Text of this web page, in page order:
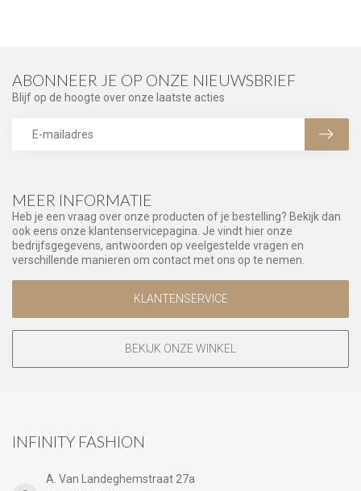
MEER INFORMATIE
Heb je een vraag over onze producten of je bestelling? Bekijk dan
ook eens onze klantenservicepagina. Je vindt hier onze
bedrijfsgegevens, antwoorden op veelgestelde vragen en
verschillende manieren om contact met ons op te nemen.
KLANTENSERVICE
BEKIJK ONZE WINKEL
ABONNEER JE OP ONZE NIEUWSBRIEF
Blijf op de hoogte over onze laatste acties
INFINITY FASHION
A. Van Landeghemstraat 27a